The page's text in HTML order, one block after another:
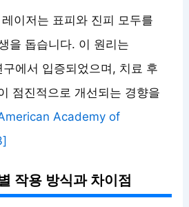
이저는 표피와 진피 모두를
을 돕습니다. 이 원리는
에서 입증되었으며, 치료 후
점진적으로 개선되는 경향을
Academy of
작용 방식과 차이점